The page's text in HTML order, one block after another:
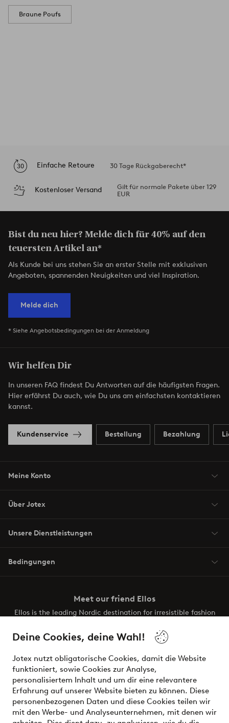
Deine Cookies, deine Wahl!
Jotex nutzt obligatorische Cookies, damit die Website
funktioniert, sowie Cookies zur Analyse,
personalisiertem Inhalt und um dir eine relevantere
Erfahrung auf unserer Website bieten zu können. Diese
personenbezogenen Daten und diese Cookies teilen wir
mit den Werbe- und Analyseunternehmen, mit denen wir
Braune Poufs
Einfache Retoure 30 Tage Rückgaberecht*
Kostenloser Versand
Gilt für normale Pakete über 129
EUR
Bist du neu hier? Melde dich für 40% auf den
teuersten Artikel an*
Als Kunde bei uns stehen Sie an erster Stelle mit exklusiven
Angeboten, spannenden Neuigkeiten und viel Inspiration.
Melde dich
* Siehe Angebotsbedingungen bei der Anmeldung
Wir helfen Dir
In unseren FAQ findest Du Antworten auf die häufigsten Fragen.
Hier erfährst Du auch, wie Du uns am einfachsten kontaktieren
kannst.
Kundenservice Bestellung Bezahlung
Meine Konto
Über Jotex
Unsere Dienstleistungen
Bedingungen
Meet our friend Ellos
Ellos is the leading Nordic destination for irresistible fashion
the latest trends, curated to make finding your next look
effortless. It’s all here.
Visit Ellos